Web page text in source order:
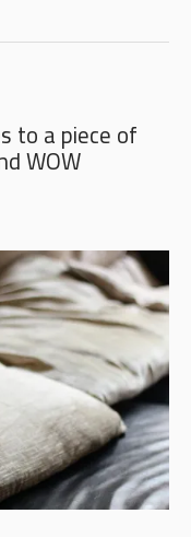
to a piece of
WOW!